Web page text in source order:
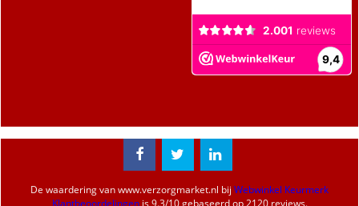
De waardering vanwww.verzorgmarket.nl bij Webwinkel Keurmerk
Klantbeoordelingenis9.3/10gebaseerd op 2120 reviews.